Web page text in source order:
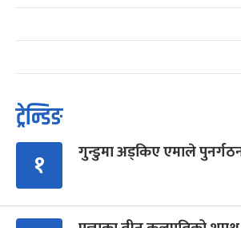
ट्रेन्डिङ
१ गुन्डुमा अड्किए एमाले